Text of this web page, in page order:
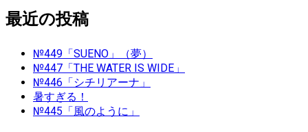
最近の投稿
№449「SUENO」（夢）
№447「THE WATER IS WIDE」
№446「シチリアーナ」
暑すぎる！
№445「風のように」